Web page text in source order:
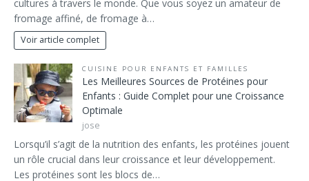
cultures à travers le monde. Que vous soyez un amateur de
fromage affiné, de fromage à…
Voir article complet
CUISINE POUR ENFANTS ET FAMILLES
Les Meilleures Sources de Protéines pour
Enfants : Guide Complet pour une Croissance
Optimale
jose
Lorsqu’il s’agit de la nutrition des enfants, les protéines jouent
un rôle crucial dans leur croissance et leur développement.
Les protéines sont les blocs de…